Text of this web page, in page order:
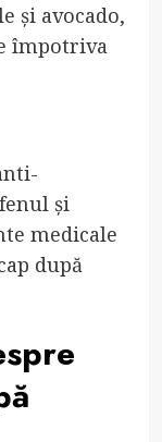
și avocado,
împotriva
și
medicale
după